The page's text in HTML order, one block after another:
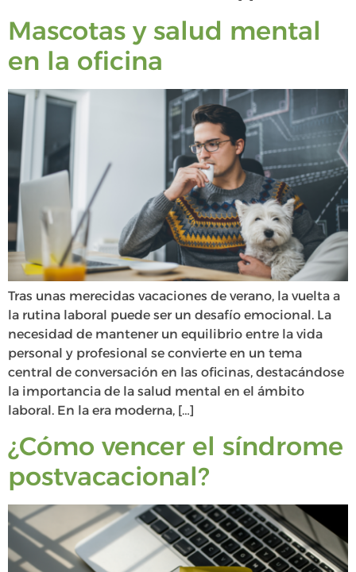
Mascotas y salud mental
en la oficina
Tras unas merecidas vacaciones de verano, la vuelta a
la rutina laboral puede ser un desafío emocional. La
necesidad de mantener un equilibrio entre la vida
personal y profesional se convierte en un tema
central de conversación en las oficinas, destacándose
la importancia de la salud mental en el ámbito
laboral. En la era moderna, […]
¿Cómo vencer el síndrome
postvacacional?